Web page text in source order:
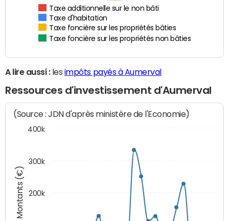
Taxe additionnelle sur le non bâti
Taxe d'habitation
Taxe foncière sur les propriétés bâties
Taxe foncière sur les propriétés non bâties
A lire aussi :les impôts payés à Aumerval
Ressources d'investissement d'Aumerval
Montants (€)
(Source : JDN d'après ministère de l'Economie)
200k
300k
400k